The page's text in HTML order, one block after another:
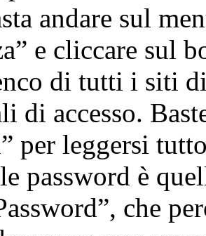
andare sul
e cliccare sul
di tutti i siti
di accesso.
per leggersi
password è
che